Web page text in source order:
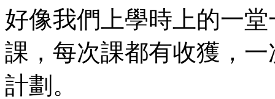
好像我們上學時上的一
課，每次課都有收獲，
計劃。